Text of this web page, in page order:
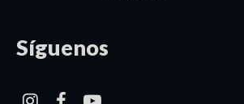
Síguenos
– – –